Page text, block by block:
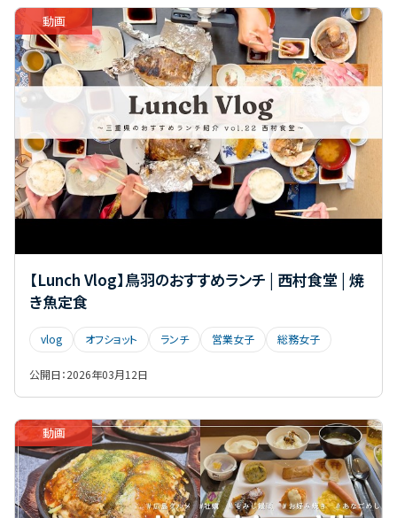
動画
【Lunch Vlog】鳥羽のおすすめランチ | 西村食堂 | 焼
き魚定食
vlog オフショット ランチ 営業女子 総務女子
公開日：2026年03月12日
動画